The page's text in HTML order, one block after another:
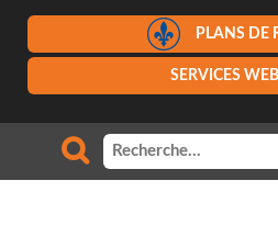
PLANS DE
SERVICES WEB